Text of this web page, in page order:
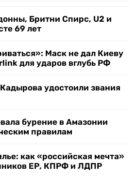
Бритни Спирс, U2 и
69 лет
Маск не дал Киеву
для ударов вглубь РФ
удостоили звания
бурение в Амазонии
правилам
как «российская мечта»
ЕР, КПРФ и ЛДПР